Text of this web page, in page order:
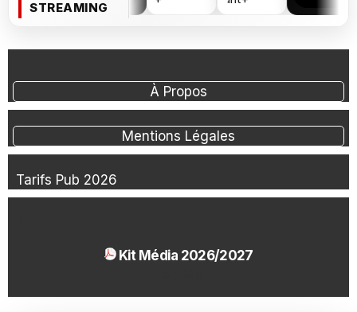
STREAMING
À Propos
Mentions Légales
Tarifs Pub 2026
Kit Média 2026/2027